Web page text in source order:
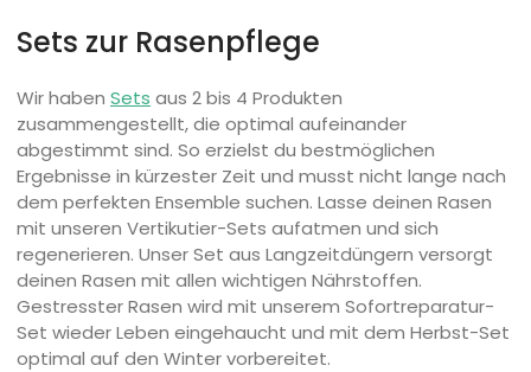
Sets zur Rasenpflege
Wir haben Sets aus 2 bis 4 Produkten
zusammengestellt, die optimal aufeinander
abgestimmt sind. So erzielst du bestmöglichen
Ergebnisse in kürzester Zeit und musst nicht lange nach
dem perfekten Ensemble suchen. Lasse deinen Rasen
mit unseren Vertikutier-Sets aufatmen und sich
regenerieren. Unser Set aus Langzeitdüngern versorgt
deinen Rasen mit allen wichtigen Nährstoffen.
Gestresster Rasen wird mit unserem Sofortreparatur-
Set wieder Leben eingehaucht und mit dem Herbst-Set
optimal auf den Winter vorbereitet.